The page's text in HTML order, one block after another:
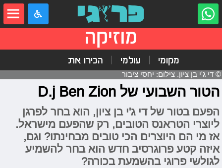
מוזיקה
מקומי עולמי הכירו את
© די ג'י בן ציון. צילום: יחסי ציבור
הטור השבועי של D.j Ben Zion
הפעם בטור של די ג'י בן ציון, הוא בחר לפרגן
ליוצרי הטראנס הטובים, רק שהפעם מישראל.
אז מי הם היוצרים הכי טובים מבחינתו? וגם,
איזה קטע פרוגרסיב חדש הוא בחר להשמיע
לגולשי פרוגי בהשמעת בכורה?